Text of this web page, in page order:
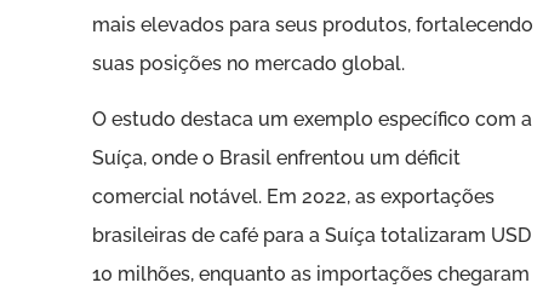
mais elevados para seus produtos, fortalecendo
suas posições no mercado global.
O estudo destaca um exemplo específico com a
Suíça, onde o Brasil enfrentou um déficit
comercial notável. Em 2022, as exportações
brasileiras de café para a Suíça totalizaram USD
10 milhões, enquanto as importações chegaram